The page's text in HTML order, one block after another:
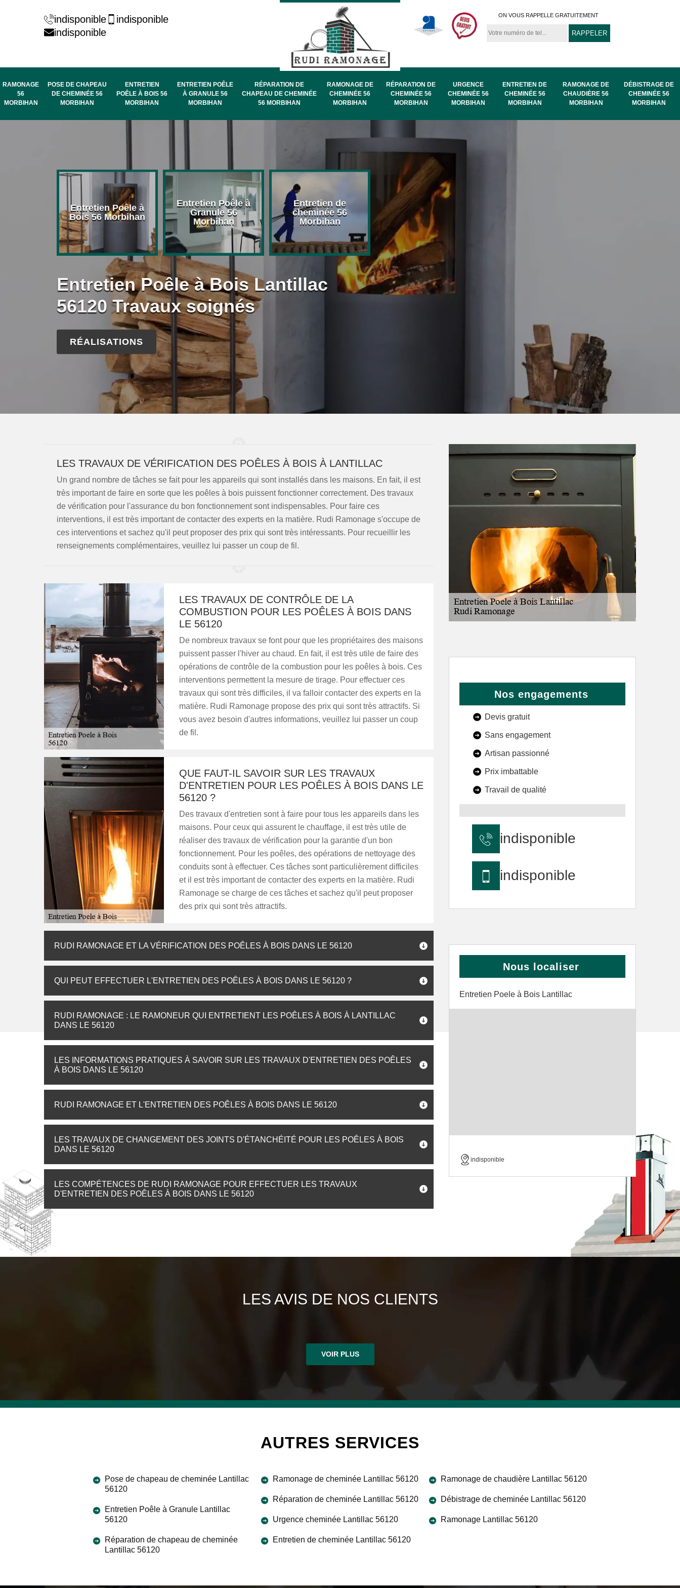
indisponible
indisponible
indisponible
ON VOUS RAPPELLE GRATUITEMENT
RAMONAGE
56
MORBIHAN
POSE DE CHAPEAU
DE CHEMINÉE 56
MORBIHAN
ENTRETIEN
POÊLE À BOIS 56
MORBIHAN
ENTRETIEN POÊLE
À GRANULE 56
MORBIHAN
RÉPARATION DE
CHAPEAU DE CHEMINÉE
56 MORBIHAN
RAMONAGE DE
CHEMINÉE 56
MORBIHAN
RÉPARATION DE
CHEMINÉE 56
MORBIHAN
URGENCE
CHEMINÉE 56
MORBIHAN
ENTRETIEN DE
CHEMINÉE 56
MORBIHAN
RAMONAGE DE
CHAUDIÈRE 56
MORBIHAN
DÉBISTRAGE DE
CHEMINÉE 56
MORBIHAN
Entretien Poêle à
Bois 56 Morbihan
Entretien Poêle à
Granule 56
Morbihan
Entretien de
cheminée 56
Morbihan
Pose de chapeau
de cheminée 56
Morbihan
Entretien Poêle à Bois Lantillac
56120 Travaux soignés
RÉALISATIONS
LES TRAVAUX DE VÉRIFICATION DES POÊLES À BOIS À LANTILLAC
Un grand nombre de tâches se fait pour les appareils qui sont installés dans les maisons. En fait, il est
très important de faire en sorte que les poêles à bois puissent fonctionner correctement. Des travaux
de vérification pour l'assurance du bon fonctionnement sont indispensables. Pour faire ces
interventions, il est très important de contacter des experts en la matière. Rudi Ramonage s'occupe de
ces interventions et sachez qu'il peut proposer des prix qui sont très intéressants. Pour recueillir les
renseignements complémentaires, veuillez lui passer un coup de fil.
LES TRAVAUX DE CONTRÔLE DE LA
COMBUSTION POUR LES POÊLES À BOIS DANS
LE 56120
De nombreux travaux se font pour que les propriétaires des maisons
puissent passer l'hiver au chaud. En fait, il est très utile de faire des
opérations de contrôle de la combustion pour les poêles à bois. Ces
interventions permettent la mesure de tirage. Pour effectuer ces
travaux qui sont très difficiles, il va falloir contacter des experts en la
matière. Rudi Ramonage propose des prix qui sont très attractifs. Si
vous avez besoin d'autres informations, veuillez lui passer un coup
de fil.
QUE FAUT-IL SAVOIR SUR LES TRAVAUX
D'ENTRETIEN POUR LES POÊLES À BOIS DANS LE
56120 ?
Des travaux d'entretien sont à faire pour tous les appareils dans les
maisons. Pour ceux qui assurent le chauffage, il est très utile de
réaliser des travaux de vérification pour la garantie d'un bon
fonctionnement. Pour les poêles, des opérations de nettoyage des
conduits sont à effectuer. Ces tâches sont particulièrement difficiles
et il est très important de contacter des experts en la matière. Rudi
Ramonage se charge de ces tâches et sachez qu'il peut proposer
des prix qui sont très attractifs.
RUDI RAMONAGE ET LA VÉRIFICATION DES POÊLES À BOIS DANS LE 56120
QUI PEUT EFFECTUER L'ENTRETIEN DES POÊLES À BOIS DANS LE 56120 ?
RUDI RAMONAGE : LE RAMONEUR QUI ENTRETIENT LES POÊLES À BOIS À LANTILLAC
DANS LE 56120
LES INFORMATIONS PRATIQUES À SAVOIR SUR LES TRAVAUX D'ENTRETIEN DES POÊLES
À BOIS DANS LE 56120
RUDI RAMONAGE ET L'ENTRETIEN DES POÊLES À BOIS DANS LE 56120
LES TRAVAUX DE CHANGEMENT DES JOINTS D'ÉTANCHÉITÉ POUR LES POÊLES À BOIS
DANS LE 56120
LES COMPÉTENCES DE RUDI RAMONAGE POUR EFFECTUER LES TRAVAUX
D'ENTRETIEN DES POÊLES À BOIS DANS LE 56120
Nos engagements
Devis gratuit
Sans engagement
Artisan passionné
Prix imbattable
Travail de qualité
indisponible
indisponible
Nous localiser
Entretien Poele à Bois Lantillac
indisponible
LES AVIS DE NOS CLIENTS
VOIR PLUS
AUTRES SERVICES
Pose de chapeau de cheminée Lantillac
56120
Entretien Poêle à Granule Lantillac
56120
Réparation de chapeau de cheminée
Lantillac 56120
Ramonage de cheminée Lantillac 56120
Réparation de cheminée Lantillac 56120
Urgence cheminée Lantillac 56120
Entretien de cheminée Lantillac 56120
Ramonage de chaudière Lantillac 56120
Débistrage de cheminée Lantillac 56120
Ramonage Lantillac 56120